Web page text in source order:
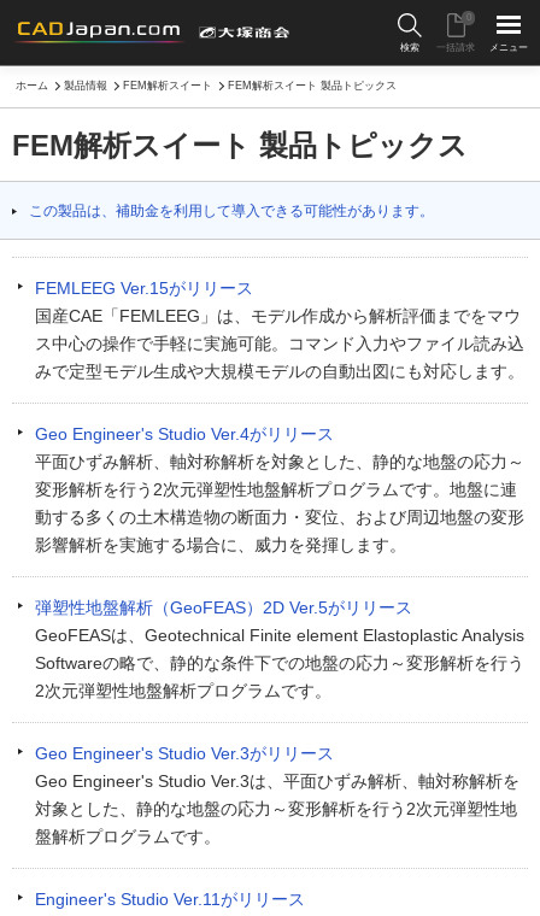
検索 一括請求
0
メニュー
ホーム 製品情報 FEM解析スイート FEM解析スイート 製品トピックス
FEM解析スイート 製品トピックス
この製品は、補助金を利用して導入できる可能性があります。
FEMLEEG Ver.15がリリース
国産CAE「FEMLEEG」は、モデル作成から解析評価までをマウ
ス中心の操作で手軽に実施可能。コマンド入力やファイル読み込
みで定型モデル生成や大規模モデルの自動出図にも対応します。
Geo Engineer's Studio Ver.4がリリース
平面ひずみ解析、軸対称解析を対象とした、静的な地盤の応力～
変形解析を行う2次元弾塑性地盤解析プログラムです。地盤に連
動する多くの土木構造物の断面力・変位、および周辺地盤の変形
影響解析を実施する場合に、威力を発揮します。
弾塑性地盤解析（GeoFEAS）2D Ver.5がリリース
GeoFEASは、Geotechnical Finite element Elastoplastic Analysis
Softwareの略で、静的な条件下での地盤の応力～変形解析を行う
2次元弾塑性地盤解析プログラムです。
Geo Engineer's Studio Ver.3がリリース
Geo Engineer's Studio Ver.3は、平面ひずみ解析、軸対称解析を
対象とした、静的な地盤の応力～変形解析を行う2次元弾塑性地
盤解析プログラムです。
Engineer's Studio Ver.11がリリース